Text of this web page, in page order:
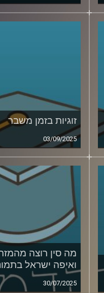
זוגיות בזמן משבר
03/09/2025
מה סין רוצה
ואיפה ישראל
30/07/2025